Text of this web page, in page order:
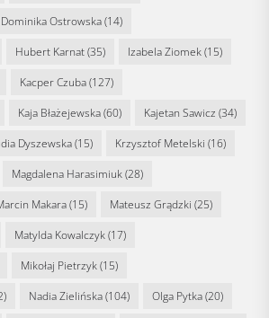
Dominika Ostrowska(14)
Hubert Karnat(35) Izabela Ziomek(15)
Kacper Czuba(127)
Kaja Błażejewska(60) Kajetan Sawicz (34)
Dyszewska(15) Krzysztof Metelski (16)
Magdalena Harasimiuk(28)
Marcin Makara(15) Mateusz Grądzki (25)
Matylda Kowalczyk(17)
Mikołaj Pietrzyk(15)
Nadia Zielińska(104) Olga Pytka(20)